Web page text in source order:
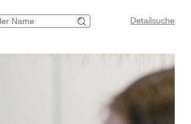
Detailsuche